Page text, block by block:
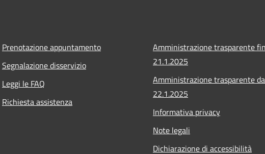
Prenotazione appuntamento
Segnalazione disservizio
Leggi le FAQ
Richiesta assistenza
Amministrazione trasparente
21.1.2025
Amministrazione trasparente
22.1.2025
Informativa privacy
Note legali
Dichiarazione di accessibilità